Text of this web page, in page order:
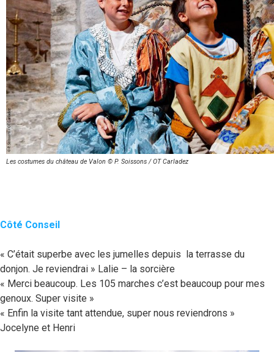
Les costumes du château de Valon © P. Soissons / OT Carladez
Côté Conseil
« C’était superbe avec les jumelles depuis la terrasse du
donjon. Je reviendrai » Lalie – la sorcière
« Merci beaucoup. Les 105 marches c’est beaucoup pour mes
genoux. Super visite »
« Enfin la visite tant attendue, super nous reviendrons »
Jocelyne et Henri